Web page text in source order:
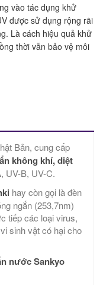
vào tác dụng khử
được sử dụng rộng rãi
Là cách hiệu quả khử
thời vẫn bảo vệ môi
Bản, cung cấp
không khí, diệt
UV-B, UV-C.
hay còn gọi là đèn
ngắn (253,7nm)
tiếp các loại virus,
sinh vật có hại cho
nướcSankyo